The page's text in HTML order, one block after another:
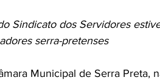
Sindicato dos Servidores
serra-pretenses
Municipal de Serra Preta,